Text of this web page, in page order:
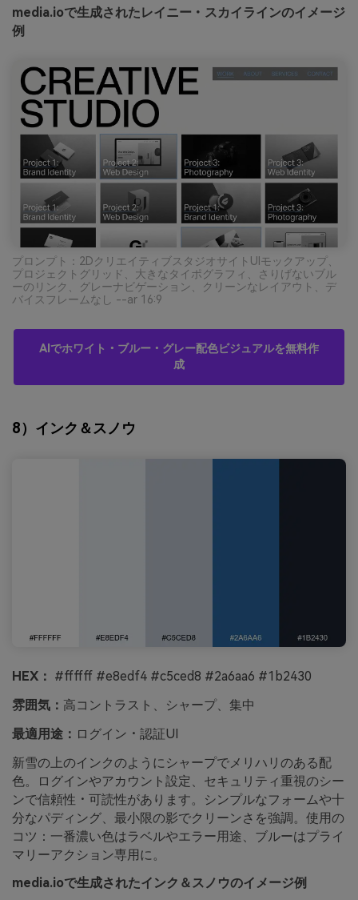
media.ioで生成されたレイニー・スカイラインのイメージ
例
プロンプト：2DクリエイティブスタジオサイトUIモックアップ、
プロジェクトグリッド、大きなタイポグラフィ、さりげないブル
ーのリンク、グレーナビゲーション、クリーンなレイアウト、デ
バイスフレームなし --ar 16:9
AIでホワイト・ブルー・グレー配色ビジュアルを無料作
成
8）インク＆スノウ
HEX： #ffffff #e8edf4 #c5ced8 #2a6aa6 #1b2430
雰囲気： 高コントラスト、シャープ、集中
最適用途： ログイン・認証UI
新雪の上のインクのようにシャープでメリハリのある配
色。ログインやアカウント設定、セキュリティ重視のシー
ンで信頼性・可読性があります。シンプルなフォームや十
分なパディング、最小限の影でクリーンさを強調。使用の
コツ：一番濃い色はラベルやエラー用途、ブルーはプライ
マリーアクション専用に。
media.ioで生成されたインク＆スノウのイメージ例